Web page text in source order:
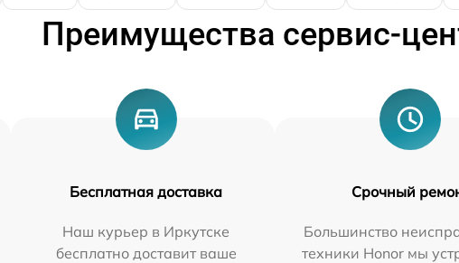
Преимущества сервис-
Бесплатная доставка
Наш курьер в Иркутске
бесплатно доставит ваше
Срочный
Большинство
техники Honor мы